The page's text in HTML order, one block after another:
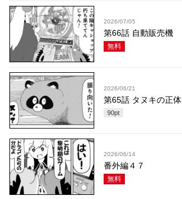
2026/07/05
第66話 自動販売機
無料
2026/06/21
第65話 タヌキの正体
90pt
2026/06/14
番外編４７
無料